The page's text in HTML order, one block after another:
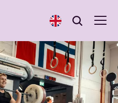
English Søk
Søk